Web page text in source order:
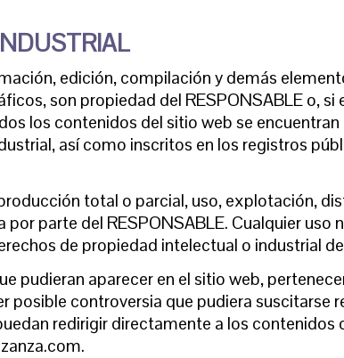
edición, compilación y demás
son propiedad del RESPONSABLE o, si
los contenidos del sitio web se encuentran
así como inscritos en los registros
total o parcial, uso, explotación,
parte del RESPONSABLE. Cualquier uso
de propiedad intelectual o industrial
pudieran aparecer en el sitio web,
posible controversia que pudiera suscitarse
redirigir directamente a los contenidos